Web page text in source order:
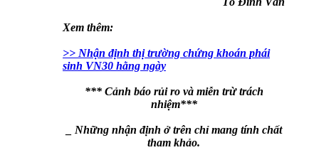
Xem thêm:
>> Nhận định thị trường chứng khoán phái
sinh VN30 hằng ngày
*** Cảnh báo rủi ro và miễn trừ trách
nhiệm***
_ Những nhận định ở trên chỉ mang tính chất
tham khảo.